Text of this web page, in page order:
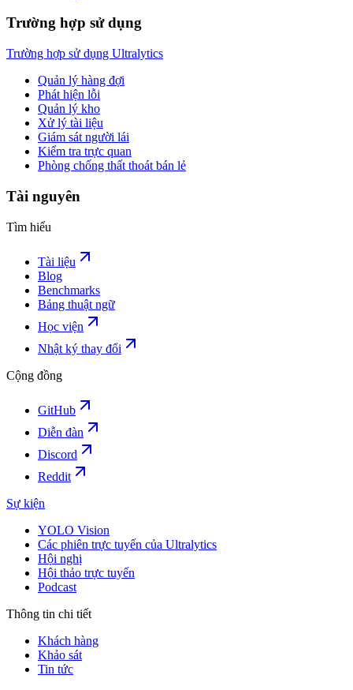
Trường hợp sử dụng
Trường hợp sử dụng Ultralytics
Quản lý hàng đợi
Phát hiện lỗi
Quản lý kho
Xử lý tài liệu
Giám sát người lái
Kiểm tra trực quan
Phòng chống thất thoát bán lẻ
Tài nguyên
Tìm hiểu
Tài liệu
Blog
Benchmarks
Bảng thuật ngữ
Học viện
Nhật ký thay đổi
Cộng đồng
GitHub
Diễn đàn
Discord
Reddit
Sự kiện
YOLO Vision
Các phiên trực tuyến của Ultralytics
Hội nghị
Hội thảo trực tuyến
Podcast
Thông tin chi tiết
Khách hàng
Khảo sát
Tin tức